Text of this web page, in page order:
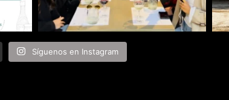
Síguenos en Instagram